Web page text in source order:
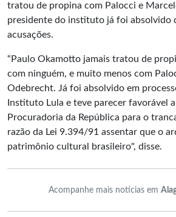
tratou de propina com Palocci e
presidente do instituto já foi absolvido
acusações.
“Paulo Okamotto jamais tratou de
com ninguém, e muito menos com
Odebrecht. Já foi absolvido em
Instituto Lula e teve parecer favorável
Procuradoria da República para o
razão da Lei 9.394/91 assentar que o
patrimônio cultural brasileiro", disse.
Acompanhe mais notícias em